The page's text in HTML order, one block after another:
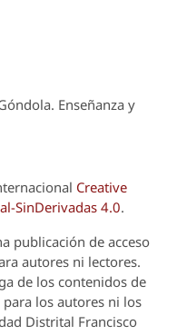
Enseñanza y
Creative
SinDerivadas 4.0.
publicación de acceso
autores ni lectores.
de los contenidos de
los autores ni los
Distrital Francisco